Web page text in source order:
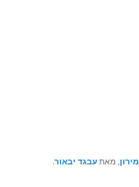
מירון, מאתעבגד יבאור.